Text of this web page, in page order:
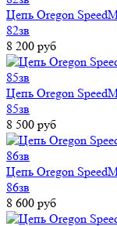
Цепь Oregon
82зв
8 200 руб
Цепь Oregon
85зв
8 500 руб
Цепь Oregon
86зв
8 600 руб